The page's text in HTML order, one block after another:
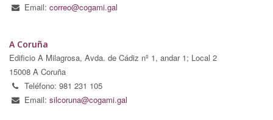
Email: correo@cogami.gal
A Coruña
Edificio A Milagrosa, Avda. de Cádiz nº 1, andar 1; Local 2
15008 A Coruña
Teléfono: 981 231 105
Email: silcoruna@cogami.gal